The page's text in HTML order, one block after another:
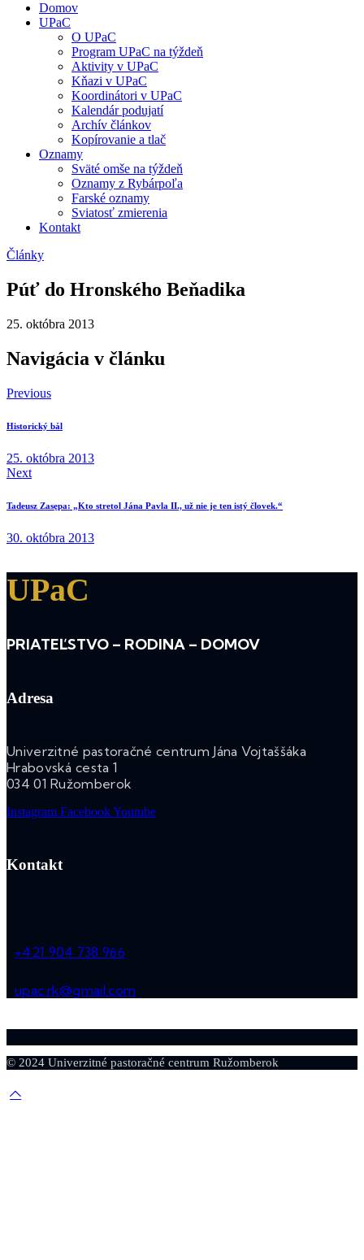
Domov
UPaC
O UPaC
Program UPaC na týždeň
Aktivity v UPaC
Kňazi v UPaC
Koordinátori v UPaC
Kalendár podujatí
Archív článkov
Kopírovanie a tlač
Oznamy
Sväté omše na týždeň
Oznamy z Rybárpoľa
Farské oznamy
Sviatosť zmierenia
Kontakt
Články
Púť do Hronského Beňadika
25. októbra 2013
Navigácia v článku
Previous
Historický bál
25. októbra 2013
Next
Tadeusz Zasępa: „Kto stretol Jána Pavla II., už nie je ten istý človek.“
30. októbra 2013
UPaC
PRIATEĽSTVO – RODINA – DOMOV
Adresa
Univerzitné pastoračné centrum Jána Vojtaššáka
Hrabovská cesta 1
034 01 Ružomberok
Instagram FacebookYoutube
Kontakt
+421 904 738 966
upac.rk@gmail.com
© 2024 Univerzitné pastoračné centrum Ružomberok